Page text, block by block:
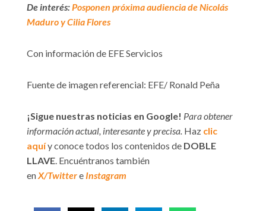
De interés: Posponen próxima audiencia de Nicolás
Maduro y Cilia Flores
Con información de EFE Servicios
Fuente de imagen referencial: EFE/ Ronald Peña
¡Sigue nuestras noticias en Google! Para obtener
información actual, interesante y precisa. Haz clic
aquíy conoce todos los contenidos de DOBLE
LLAVE . Encuéntranos también
en X/Twittere Instagram